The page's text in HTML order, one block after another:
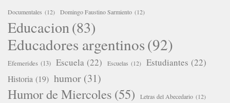
Documentales (12) Domingo Faustino Sarmiento (12)
Educacion(83)
Educadores argentinos(92)
Efemerides (13) Escuela (22) Escuelas (12) Estudiantes (22)
Historia (19) humor (31)
Humor de Miercoles (55) Letras del Abecedario (12)